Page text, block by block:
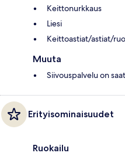
Keittonurkkaus
Liesi
Keittoastiat/astiat/
Muuta
Siivouspalvelu on
Erityisominaisuudet
Ruokailu